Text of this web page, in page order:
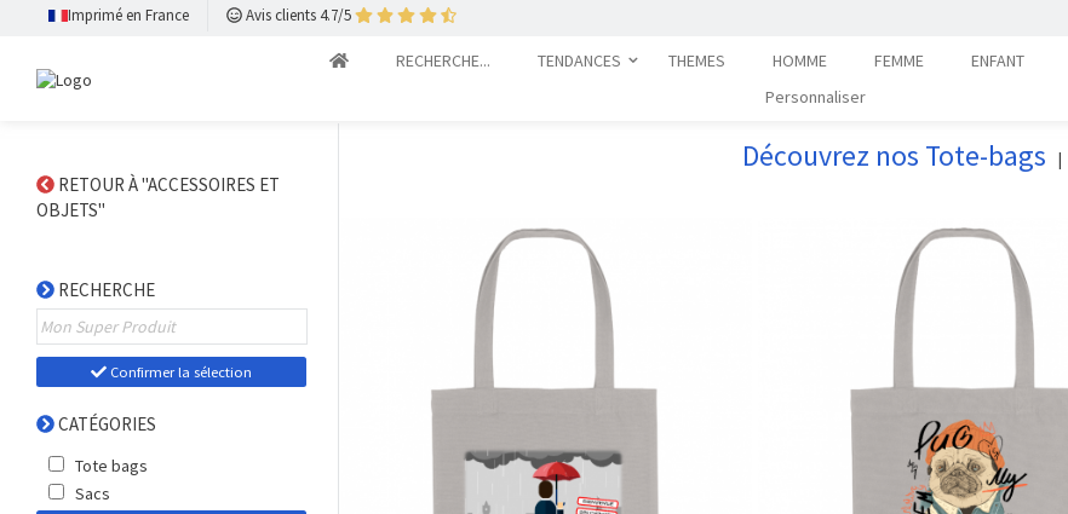
Imprimé en France Avis clients 4.7/5
RECHERCHE... TENDANCES THEMES HOMME FEMME ENFANT
Personnaliser
RETOUR À "ACCESSOIRES ET
OBJETS"
RECHERCHE
Confirmer la sélection
CATÉGORIES
Tote bags
Sacs
Découvrez nos Tote-bags |